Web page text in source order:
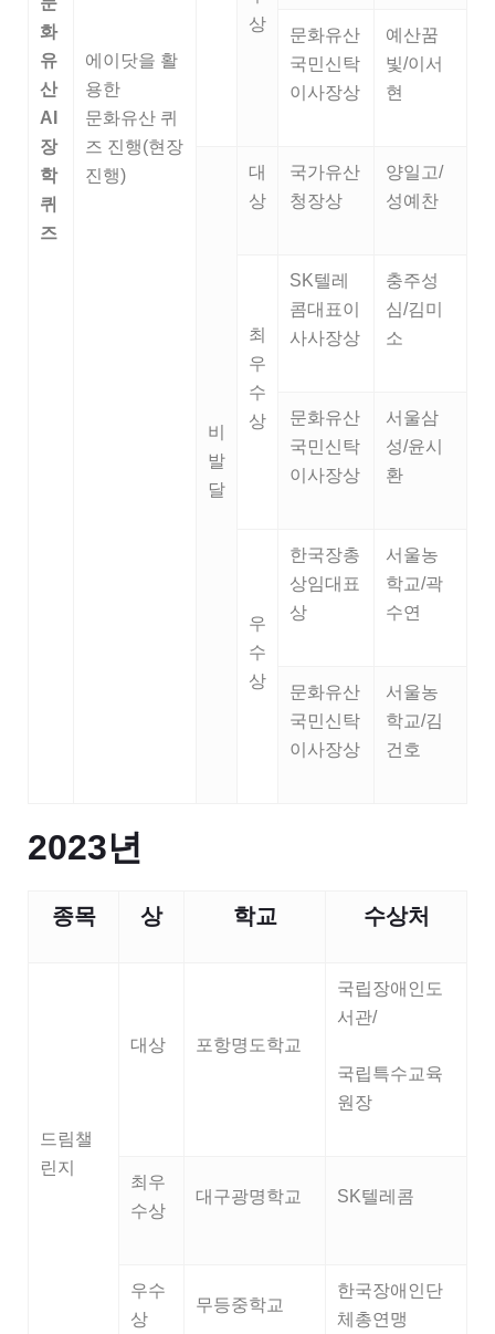
화
유
산
AI
장
학
퀴
즈
에이닷을 활
용한
문화유산 퀴
즈 진행(현장
진행)
상
문화유산
국민신탁
이사장상
예산꿈
빛/이서
현
비
발
달
대
상
국가유산
청장상
양일고/
성예찬
최
우
수
상
SK텔레
콤대표이
사사장상
충주성
심/김미
소
문화유산
국민신탁
이사장상
서울삼
성/윤시
환
우
수
상
한국장총
상임대표
상
서울농
학교/곽
수연
문화유산
국민신탁
이사장상
서울농
학교/김
건호
2023년
종목 상 학교 수상처
드림챌
린지
대상 포항명도학교
국립장애인도
서관/
국립특수교육
원장
최우
수상
대구광명학교 SK텔레콤
우수
상
무등중학교
한국장애인단
체총연맹